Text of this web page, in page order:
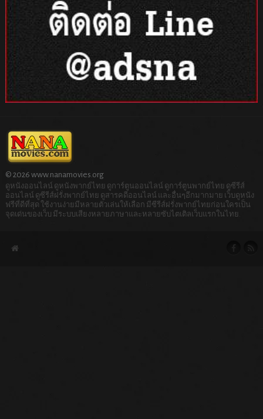
© 2026 www.nanamovies.org
ดูหนังออนไลน์ ดูหนังพากย์ไทย ดูการ์ตูนออนไลน์ ดูการ์ตูนพากย์ไทย ดูซีรีส์
ออนไลน์ ดูซีรีส์ฝรั่งพากย์ไทย ดูสารคดีออนไลน์ และอื่นๆอีกมากมาย เว็บดูหนัง
ฟรีที่ดีที่สุด ใช้งานง่ายมีหลายตัวเล่นให้เลือก มีซีรีส์ฝรั่งพากย์ไทยก่อนใครเป็น
จุดเด่นของเว็บ มีระบบเสียงหลายภาษาและหลายซับไตเติลเว็บแรกในไทย.